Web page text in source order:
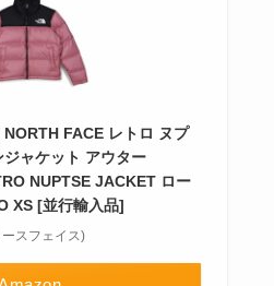
FACE レトロ ヌプ
ャケット アウター
NUPTSE JACKET ロー
XS [並行輸入品]
スフェイス)